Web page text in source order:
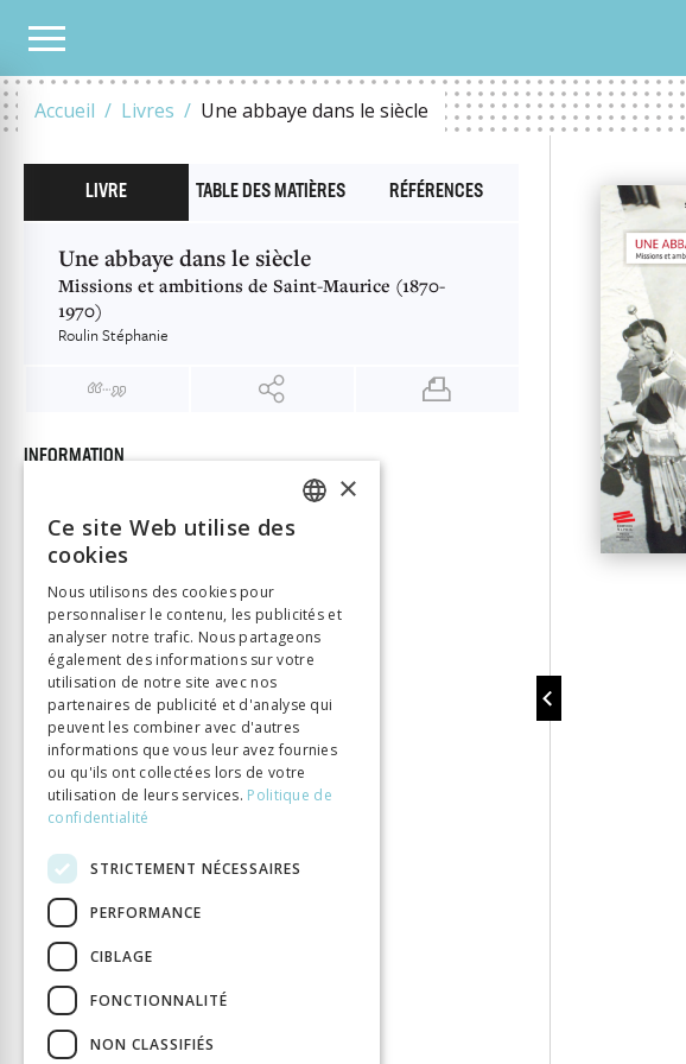
Accueil Livres Une abbaye dans le siècle
NOTRE CATALOGUE
LIVRE TABLE DES MATIÈRES RÉFÉRENCES
Une abbaye dans le siècle
Missions et ambitions de Saint-Maurice (1870-
1970)
Roulin Stéphanie
INFORMATION
Roulin Stéphanie
Éditeur
Alphil
ISBN
Langue
Français
Collection
Histoire
Nombre de pages
266
Parution
1 avr. 2019
Type de livre
Monographie
DOI
10.33055/ALPHIL.03114
ITALIAN
×
Ce site Web utilise des
cookies
Nous utilisons des cookies pour
personnaliser le contenu, les publicités et
analyser notre trafic. Nous partageons
également des informations sur votre
utilisation de notre site avec nos
partenaires de publicité et d'analyse qui
peuvent les combiner avec d'autres
informations que vous leur avez fournies
ou qu'ils ont collectées lors de votre
utilisation de leurs services. Politique de
confidentialité
STRICTEMENT NÉCESSAIRES
PERFORMANCE
CIBLAGE
FONCTIONNALITÉ
NON CLASSIFIÉS